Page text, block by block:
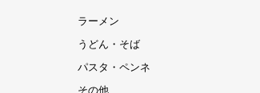
ラーメン
うどん・そば
パスタ・ペンネ
その他